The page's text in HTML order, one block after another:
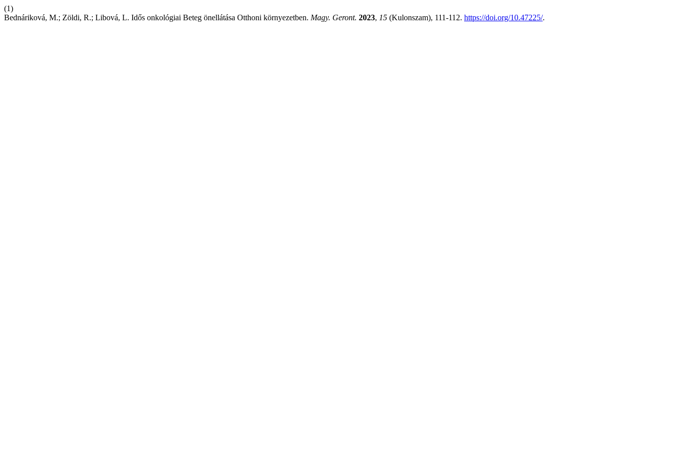
(1)
Bednáriková, M.; Zöldi, R.; Libová, L. Idős onkológiai Beteg önellátása Otthoni környezetben. Magy. Geront. 2023, 15 (Kulonszam), 111-112. https://doi.org/10.47225/.